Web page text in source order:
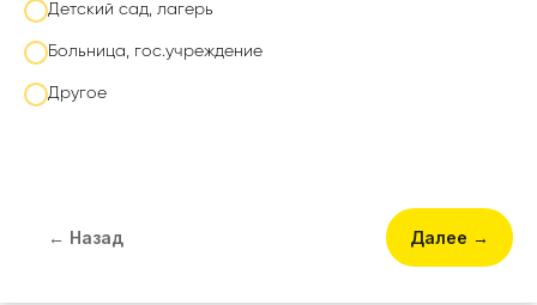
Детский сад, лагерь
Больница, гос.учреждение
Другое
← Назад Далее →